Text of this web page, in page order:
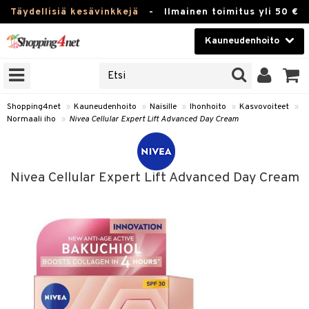
Täydellisiä kesävinkkejä - Ilmainen toimitus yli 50 €
Kauneudenhoito
Kauneudenhoito
Piilolinssit
Fitness
Lelut, Lapsi & Vauva
Tuotemerkkejä
Kampanjat
Shopping4net » Kauneudenhoito » Naisille » Ihonhoito » Kasvovoiteet »
Normaali iho
» Nivea Cellular Expert Lift Advanced Day Cream
Nivea Cellular Expert Lift Advanced Day Cream
/ Kammat
tuotteet